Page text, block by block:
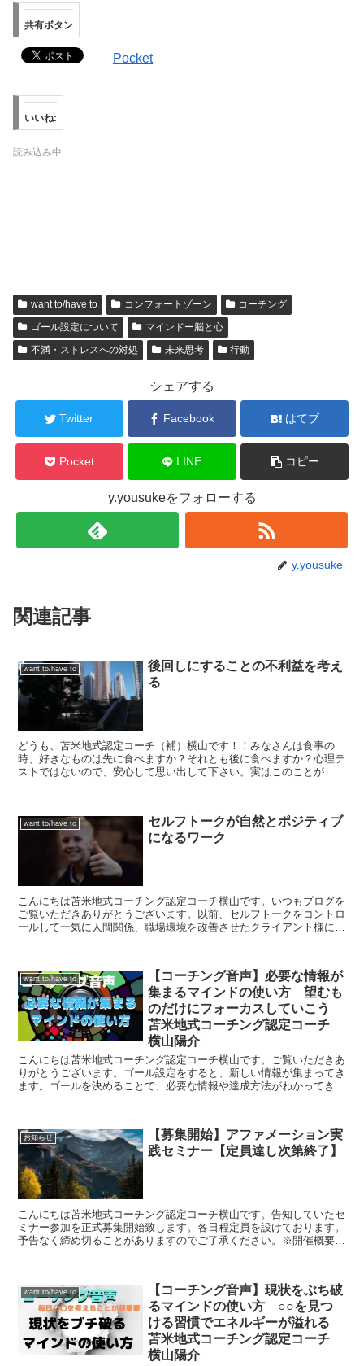
共有ボタン
Pocket
いいね:
読み込み中…
want to/have to コンフォートゾーン
コーチング
ゴール設定について
マインドー脳と心
不満・ストレスへの対処
未来思考 行動
シェアする
Twitter Facebook はてブ
Pocket LINE コピー
y.yousukeをフォローする
y.yousuke
関連記事
want to/have to
後回しにすることの不利益を考え
る
どうも、苫米地式認定コーチ（補）横山です！！みなさんは食事の
時、好きなものは先に食べますか？それとも後に食べますか？心理テ
ストではないので、安心して思い出して下さい。実はこのことが
want to/have to
セルフトークが自然とポジティブ
になるワーク
こんにちは苫米地式コーチング認定コーチ横山です。いつもブログを
ご覧いただきありがとうございます。以前、セルフトークをコントロ
ールして一気に人間関係、職場環境を改善させたクライアント様につ
want to/have to
【コーチング音声】必要な情報が
集まるマインドの使い方 望むも
のだけにフォーカスしていこう
苫米地式コーチング認定コーチ
横山陽介
こんにちは苫米地式コーチング認定コーチ横山です。ご覧いただきあ
りがとうございます。ゴール設定をすると、新しい情報が集まってき
ます。ゴールを決めることで、必要な情報や達成方法がわかってきま
お知らせ
【募集開始】アファメーション実
践セミナー【定員達し次第終了】
こんにちは苫米地式コーチング認定コーチ横山です。告知していたセ
ミナー参加を正式募集開始致します。各日程定員を設けております。
予告なく締め切ることがありますのでご了承ください。※開催概要、
want to/have to
【コーチング音声】現状をぶち破
るマインドの使い方 ○○を見つ
ける習慣でエネルギーが溢れる
苫米地式コーチング認定コーチ
横山陽介